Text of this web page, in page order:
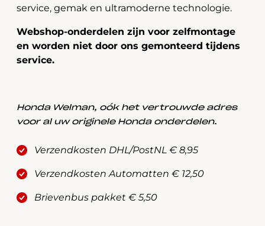
service, gemak en ultramoderne technologie.
Webshop-onderdelen zijn voor zelfmontage
en worden niet door ons gemonteerd tijdens
service.
Honda Welman, oók het vertrouwde adres
voor al uw originele Honda onderdelen.
Verzendkosten DHL/PostNL € 8,95
Verzendkosten Automatten € 12,50
Brievenbus pakket € 5,50